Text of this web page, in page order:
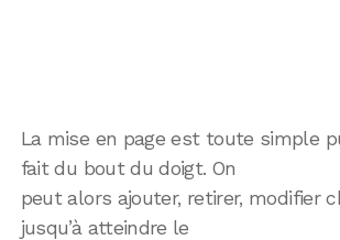
La mise en page est toute simple
fait du bout du doigt. On
peut alors ajouter, retirer, modifier
jusqu’à atteindre le